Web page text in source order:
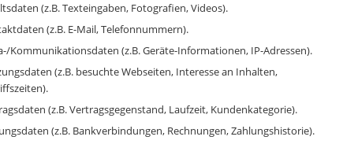
(z.B. Texteingaben, Fotografien, Videos).
(z.B. E-Mail, Telefonnummern).
Kommunikationsdaten (z.B. Geräte-Informationen, IP-Adressen).
(z.B. besuchte Webseiten, Interesse an Inhalten,
(z.B. Vertragsgegenstand, Laufzeit, Kundenkategorie).
(z.B. Bankverbindungen, Rechnungen, Zahlungshistorie).